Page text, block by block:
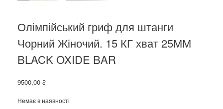
Олімпійський гриф для штанги
Чорний Жіночий. 15 КГ хват 25ММ
BLACK OXIDE BAR
9500,00 ₴
Немає в наявності